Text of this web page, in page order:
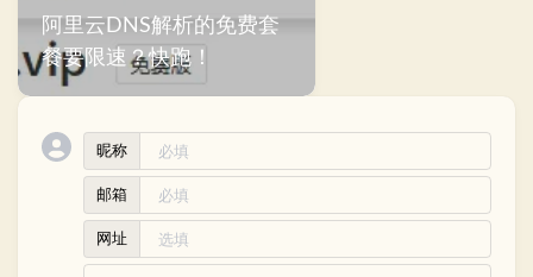
阿里云DNS解析的免费套
餐要限速？快跑！
昵称
邮箱
网址